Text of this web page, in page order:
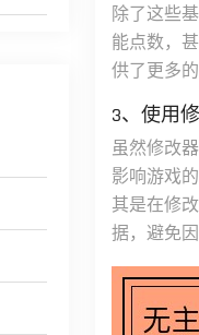
除了这些
能点数，
供了更多
3、使用
虽然修改
影响游戏
其是在修
据，避免